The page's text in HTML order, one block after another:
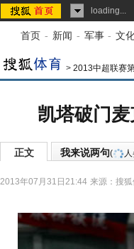
loading...
首页 - 新闻 - 军事 - 文
> 2013中超联赛
凯塔破门
正文 我来说两句(
2013年07月31日21:44 来源： 搜